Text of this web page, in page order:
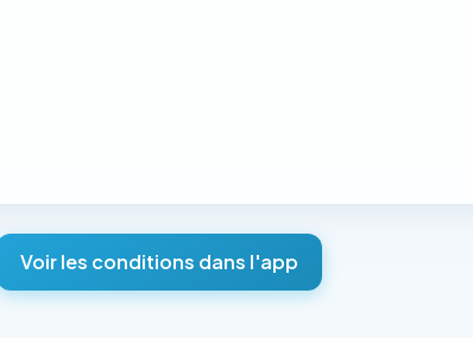
Voir les conditions dans l'app